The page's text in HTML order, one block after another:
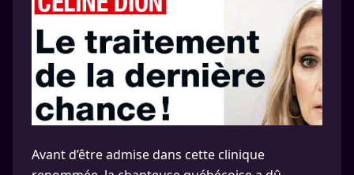
Avant d’être admise dans cette clinique